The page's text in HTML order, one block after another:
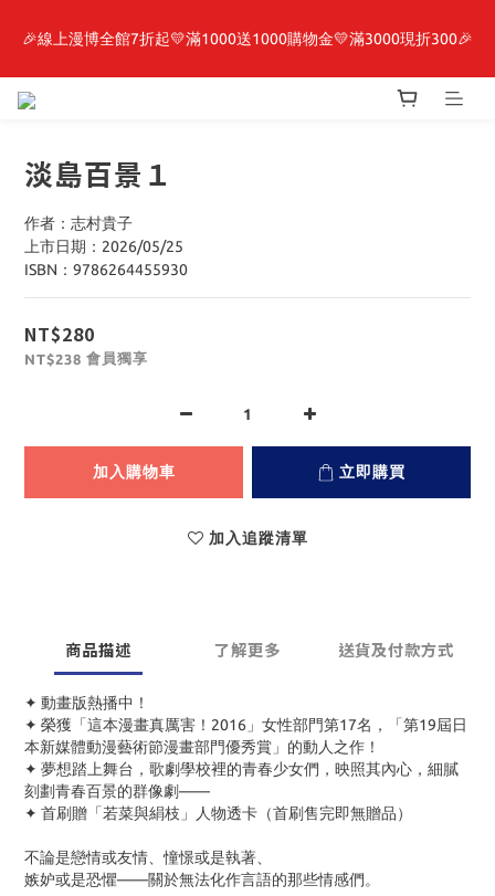
最新開賣🔥「全知讀者視角」 周邊商品
🎉線上漫博全館7折起💛滿1000送1000購物金💛滿3000現折300🎉
【抽籤堂】 影之強者、你又被殺了呢，偵探大人、約會大作戰、
最新開賣🔥「全知讀者視角」 周邊商品
淡島百景１
作者：志村貴子
上市日期：2026/05/25
ISBN：9786264455930
NT$280
NT$238 會員獨享
加入購物車 立即購買
加入追蹤清單
商品描述 了解更多 送貨及付款方式
✦ 動畫版熱播中！
✦ 榮獲「這本漫畫真厲害！2016」女性部門第17名，「第19屆日
本新媒體動漫藝術節漫畫部門優秀賞」的動人之作！
✦ 夢想踏上舞台，歌劇學校裡的青春少女們，映照其內心，細膩
刻劃青春百景的群像劇——
✦ 首刷贈「若菜與絹枝」人物透卡（首刷售完即無贈品）
不論是戀情或友情、憧憬或是執著、
嫉妒或是恐懼——關於無法化作言語的那些情感們。